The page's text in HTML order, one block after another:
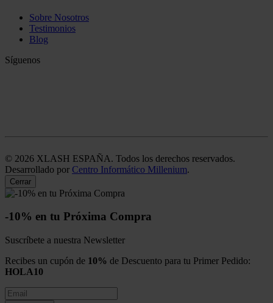
Sobre Nosotros
Testimonios
Blog
Síguenos
© 2026 XLASH ESPAÑA. Todos los derechos reservados.
Desarrollado por Centro Informático Millenium.
Cerrar
-10% en tu Próxima Compra
Suscríbete a nuestra Newsletter
Recibes un cupón de 10% de Descuento para tu Primer Pedido:
HOLA10